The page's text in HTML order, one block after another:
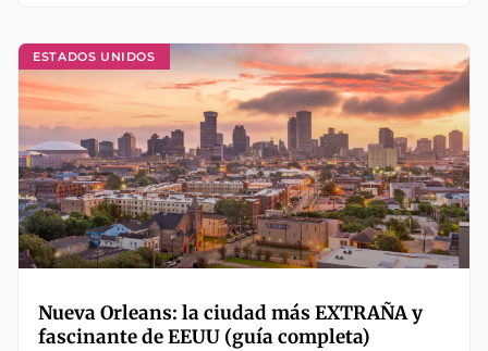
ESTADOS UNIDOS
Nueva Orleans: la ciudad más EXTRAÑA y
fascinante de EEUU (guía completa)